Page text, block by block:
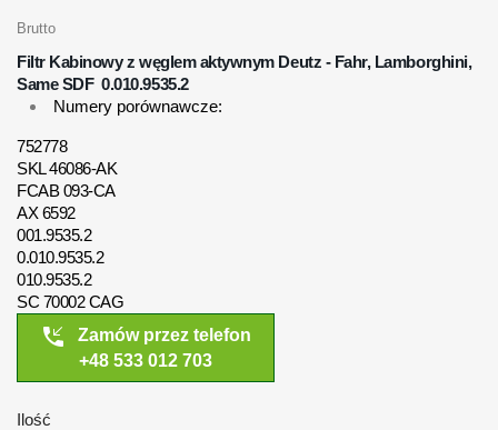
Brutto
Filtr Kabinowy z węglem aktywnym Deutz - Fahr, Lamborghini,
Same SDF0.010.9535.2
Numery porównawcze:
752778
SKL 46086-AK
FCAB 093-CA
AX 6592
001.9535.2
0.010.9535.2
010.9535.2
SC 70002 CAG
phone_callback
Zamów przez telefon
+48 533 012 703
Ilość